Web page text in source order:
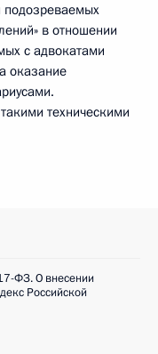
подозреваемых
в отношении
с адвокатами
оказание
техническими
ФЗ. О внесении
Российской